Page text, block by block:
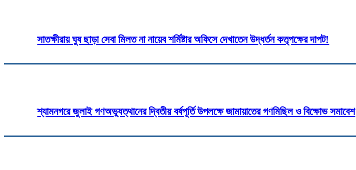
সাতক্ষীরায় ঘুষ ছাড়া সেবা মিলত না নায়েব শর্মিষ্টার অফিসে দেখাতেন উদ্ধর্তন কতৃপক্ষের দাপট!
শ্যামনগরে জুলাই গণঅভ্যুত্থানের দ্বিতীয় বর্ষপূর্তি উপলক্ষে জামায়াতের গণমিছিল ও বিক্ষোভ সমাবেশ